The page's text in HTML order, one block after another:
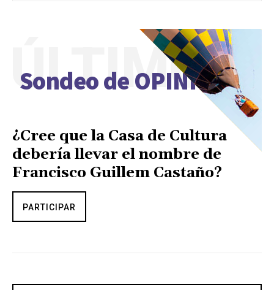
Sondeo de OPINIÓN
ÚLTIMO
¿Cree que la Casa de Cultura
debería llevar el nombre de
Francisco Guillem Castaño?
PARTICIPAR